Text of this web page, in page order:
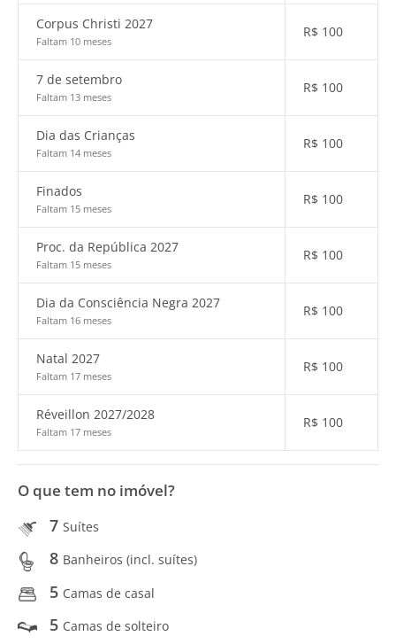
Corpus Christi 2027
Faltam 10 meses
R$ 100
7 de setembro
Faltam 13 meses
R$ 100
Dia das Crianças
Faltam 14 meses
R$ 100
Finados
Faltam 15 meses
R$ 100
Proc. da República 2027
Faltam 15 meses
R$ 100
Dia da Consciência Negra 2027
Faltam 16 meses
R$ 100
Natal 2027
Faltam 17 meses
R$ 100
Réveillon 2027/2028
Faltam 17 meses
R$ 100
O que tem no imóvel?
7 Suítes
8 Banheiros (incl. suítes)
5 Camas de casal
5 Camas de solteiro